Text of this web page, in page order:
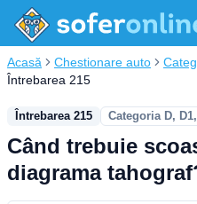
Acasă Chestionare auto
Întrebarea 215
Întrebarea 215 Categoria D,
Când trebuie
diagrama